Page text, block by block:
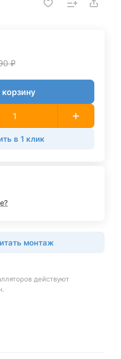
₽
корзину
в 1 клик
монтаж
действуют